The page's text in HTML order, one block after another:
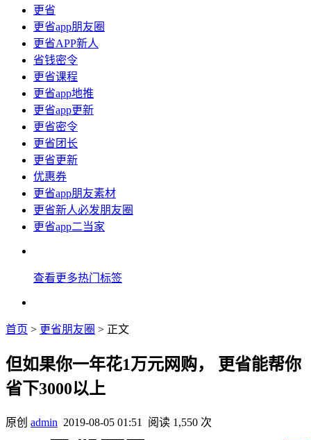
更省
更省app朋友圈
更省APP新人
省钱密令
更省课程
更省app地推
更省app更新
更省密令
更省团长
更省更新
优惠券
更省app朋友素材
更省新人必发朋友圈
更省app二当家
查看更多热门标签
首页 > 更省朋友圈 > 正文
但如果你一年花1万元网购， 更省能帮你
省下3000以上
原创 admin 2019-08-05 01:51 阅读 1,550 次